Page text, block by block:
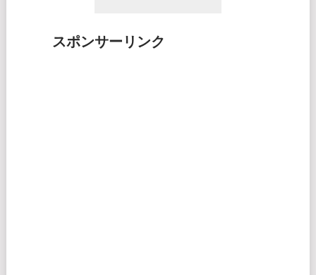
スポンサーリンク